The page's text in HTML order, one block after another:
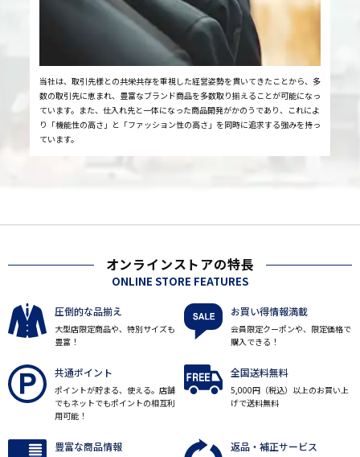
当社は、取引先様との共栄共存を重視した経営姿勢を貫いてきたことから、多
数の取引先に恵まれ、豊富なブランド商品を多数取り揃えることが可能になっ
ています。また、仕入れ先と一体になった商品開発がかのうであり、これによ
り「機能性の高さ」と「ファッション性の高さ」を同時に追求する強みを持っ
ています。
オンラインストアの特長
ONLINE STORE FEATURES
圧倒的な品揃え
大型店限定商品や、特別サイズも
豊富！
お買い得情報満載
会員限定クーポンや、限定価格で
購入できる！
共通ポイント
ポイントが貯まる、使える。店舗
でもネットでもポイントの相互利
用可能！
全国送料無料
5,000円（税込）以上のお買い上
げで送料無料
豊富な商品情報 返品・補正サービス